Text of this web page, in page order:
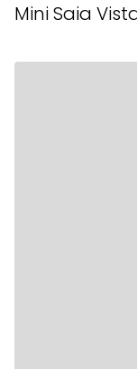
Mini Saia